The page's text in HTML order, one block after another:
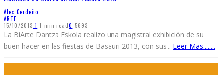
Alex Cerdeño
ARTE
15/10/2013 1 1 min read0 5693
La BiArte Dantza Eskola realizo una magistral exhibición de su
buen hacer en las fiestas de Basauri 2013, con sus... Leer Mas........